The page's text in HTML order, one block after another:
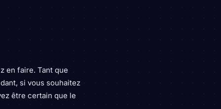
en faire. Tant que
si vous souhaitez
être certain que le